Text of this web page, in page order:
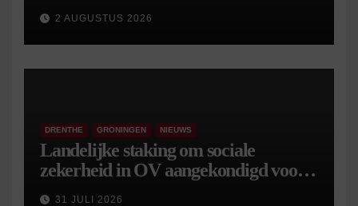
2 AUGUSTUS 2026
DRENTHE GRONINGEN NIEUWS
Landelijke staking om sociale
zekerheid in OV aangekondigd voor 9
september
31 JULI 2026